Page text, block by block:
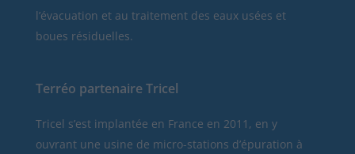
l’évacuation et au traitement des eaux usées et
boues résiduelles.
Terréo partenaire Tricel
Tricel s’est implantée en France en 2011, en y
ouvrant une usine de micro-stations d’épuration à